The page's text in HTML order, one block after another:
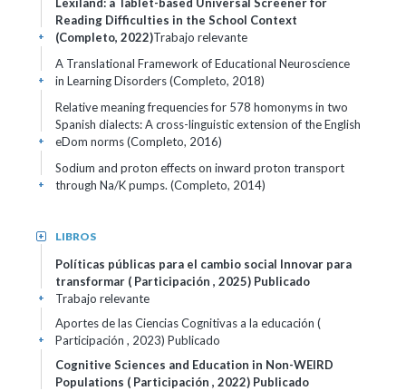
Reading Difficulties in the School Context
(Completo, 2022)Trabajo relevante
+
A Translational Framework of Educational Neuroscience
in Learning Disorders (Completo, 2018)
+
Relative meaning frequencies for 578 homonyms in two
Spanish dialects: A cross-linguistic extension of the English
eDom norms (Completo, 2016)
+
Sodium and proton effects on inward proton transport
through Na/K pumps. (Completo, 2014)
+
LIBROS
+
Políticas públicas para el cambio social Innovar para
transformar ( Participación , 2025) Publicado
Trabajo relevante
+
Aportes de las Ciencias Cognitivas a la educación (
Participación , 2023) Publicado
+
Cognitive Sciences and Education in Non-WEIRD
Populations ( Participación , 2022) Publicado